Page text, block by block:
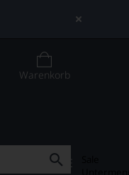
Warenkorb
SALE